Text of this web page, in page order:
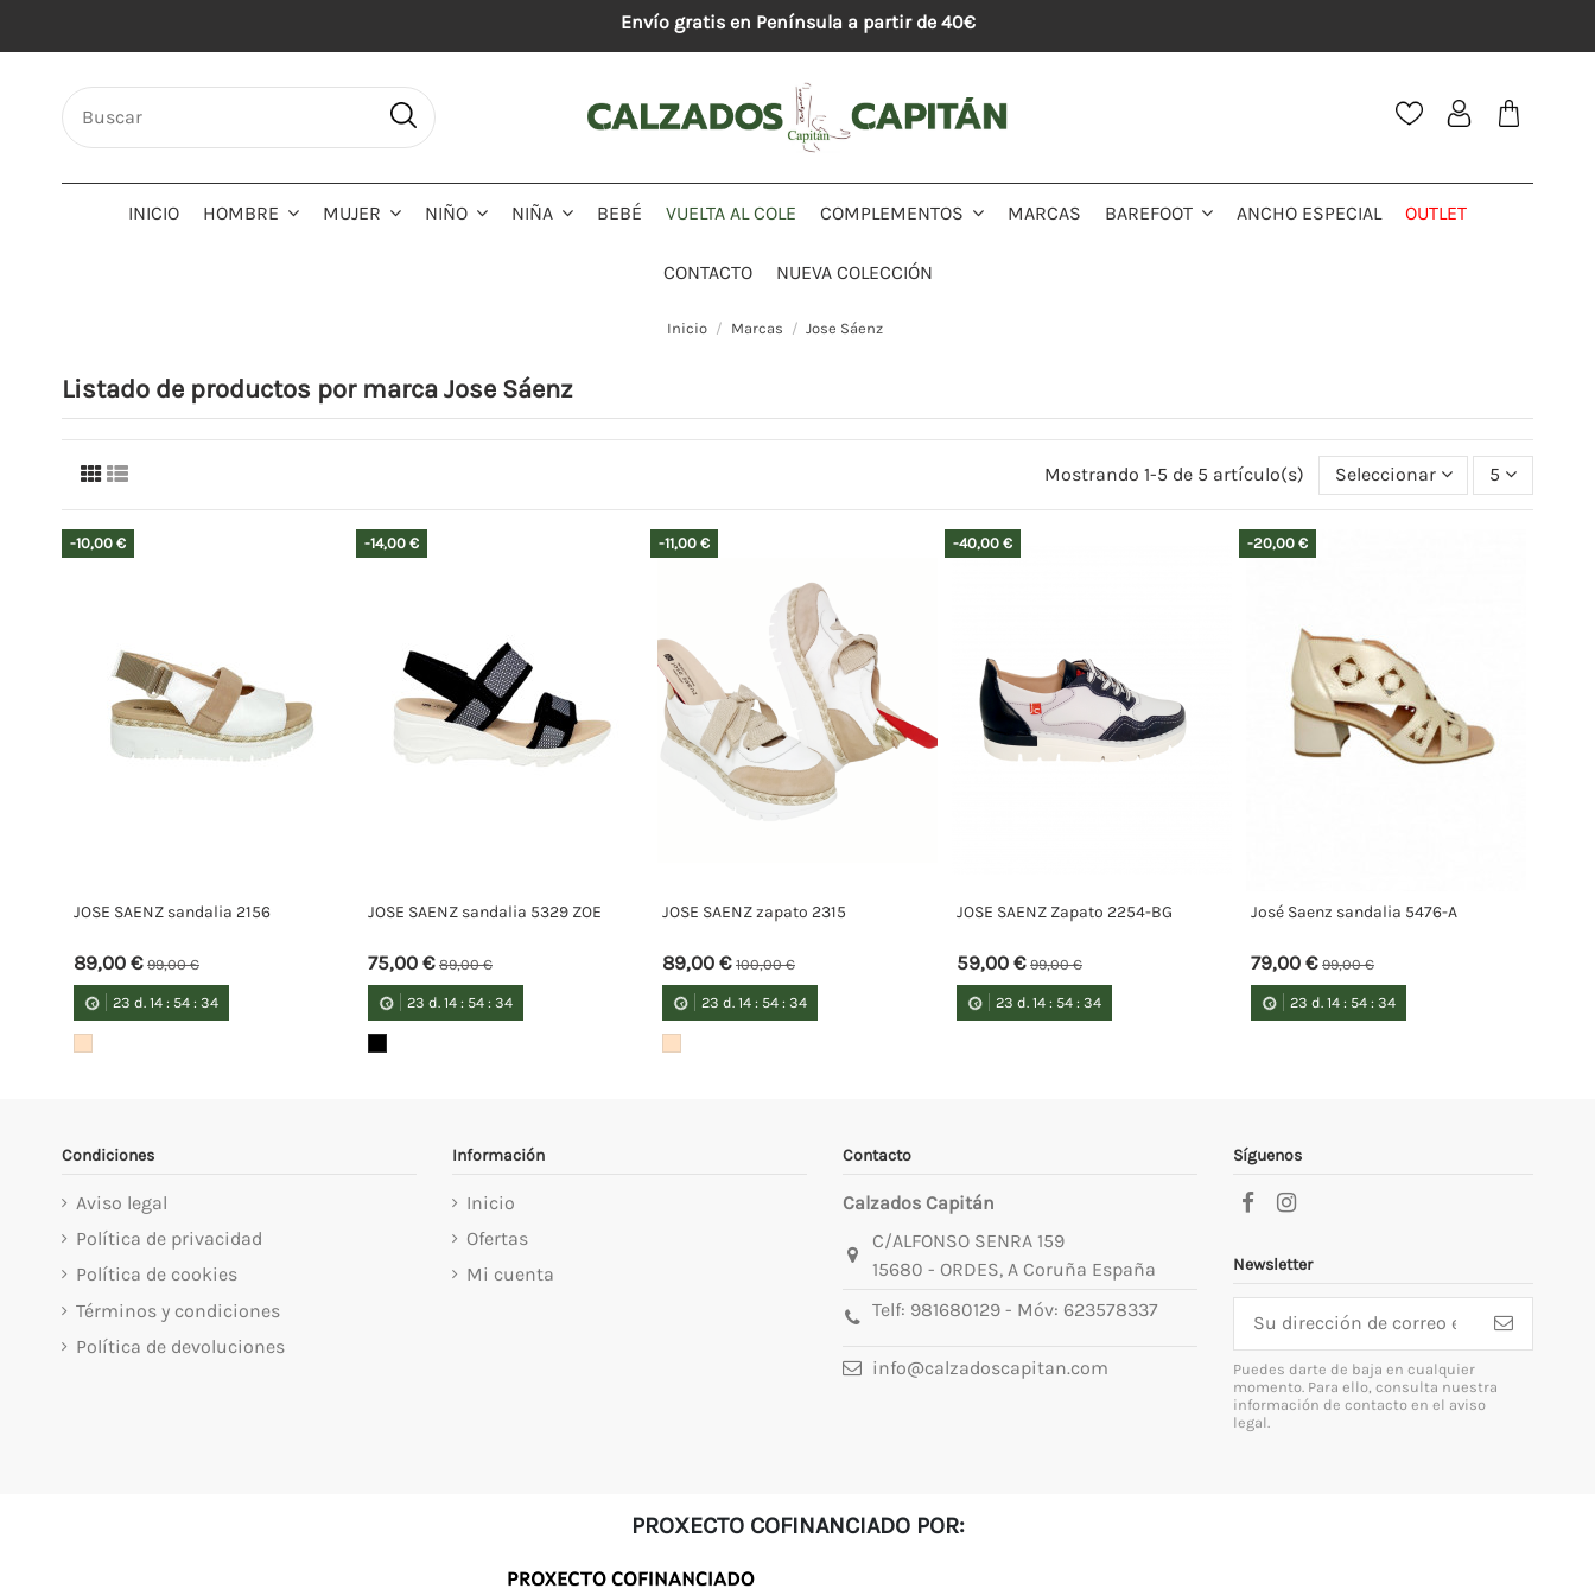
Envío gratis en Península a partir de 40€
INICIO HOMBRE MUJER NIÑO NIÑA BEBÉ VUELTA AL COLE COMPLEMENTOS MARCAS BAREFOOT ANCHO ESPECIAL OUTLET
CONTACTO NUEVA COLECCIÓN
Inicio Marcas Jose Sáenz
Listado de productos por marca Jose Sáenz
Mostrando 1-5 de 5 artículo(s) Seleccionar 5
-10,00 €
JOSE SAENZ sandalia 2156
89,00 € 99,00 €
23 d. 14: 54: 34
-14,00 €
JOSE SAENZ sandalia 5329 ZOE
75,00 € 89,00 €
23 d. 14: 54: 34
-11,00 €
JOSE SAENZ zapato 2315
89,00 € 100,00 €
23 d. 14: 54: 34
-40,00 €
JOSE SAENZ Zapato 2254-BG
59,00 € 99,00 €
23 d. 14: 54: 34
-20,00 €
José Saenz sandalia 5476-A
79,00 € 99,00 €
23 d. 14: 54: 34
Condiciones
Aviso legal
Política de privacidad
Política de cookies
Términos y condiciones
Política de devoluciones
Información
Inicio
Ofertas
Mi cuenta
Contacto
Calzados Capitán
C/ALFONSO SENRA 159
15680 - ORDES, A Coruña España
Telf: 981680129- Móv: 623578337
info@calzadoscapitan.com
Síguenos
Newsletter
Puedes darte de baja en cualquier
momento. Para ello, consulta nuestra
información de contacto en el aviso
legal.
PROXECTO COFINANCIADO POR: